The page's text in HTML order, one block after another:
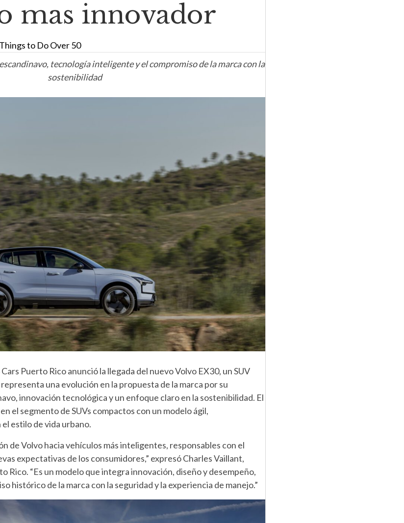
mas innovador
Things to Do Over 50
tecnología inteligente y el compromiso de la marca con la
sostenibilidad
Puerto Rico anunció la llegada del nuevo Volvo EX30, un SUV
una evolución en la propuesta de la marca por su
innovación tecnológica y un enfoque claro en la sostenibilidad. El
el segmento de SUVs compactos con un modelo ágil,
estilo de vida urbano.
de Volvo hacia vehículos más inteligentes, responsables con el
expectativas de los consumidores,” expresó Charles Vaillant,
Rico. “Es un modelo que integra innovación, diseño y desempeño,
histórico de la marca con la seguridad y la experiencia de manejo.”